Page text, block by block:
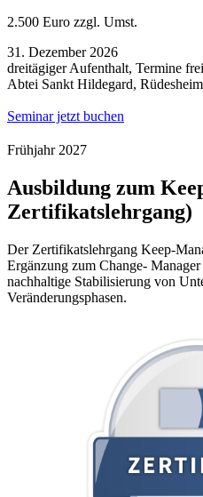
2.500 Euro zzgl. Umst.
31. Dezember 2026
dreitägiger Aufenthalt, Termine
Abtei Sankt Hildegard,
Seminar jetzt buchen
Frühjahr 2027
Ausbildung zum
Zertifikatslehrgang)
Der Zertifikatslehrgang Keep-
Ergänzung zum Change-
nachhaltige Stabilisierung von
Veränderungsphasen.